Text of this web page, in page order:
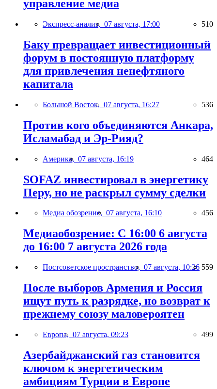
управление медиа
Экспресс-анализ, 07 августа, 17:00 510
Баку превращает инвестиционный
форум в постоянную платформу
для привлечения ненефтяного
капитала
Большой Восток, 07 августа, 16:27 536
Против кого объединяются Анкара,
Исламабад и Эр-Рияд?
Америка, 07 августа, 16:19 464
SOFAZ инвестировал в энергетику
Перу, но не раскрыл сумму сделки
Медиа обозрение, 07 августа, 16:10 456
Медиаобозрение: С 16:00 6 августа
до 16:00 7 августа 2026 года
Постсоветское пространство, 07 августа, 10:26 559
После выборов Армения и Россия
ищут путь к разрядке, но возврат к
прежнему союзу маловероятен
Европа, 07 августа, 09:23 499
Азербайджанский газ становится
ключом к энергетическим
амбициям Турции в Европе